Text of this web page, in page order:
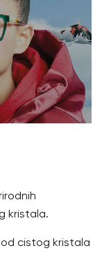
kristala.
cistog kristala